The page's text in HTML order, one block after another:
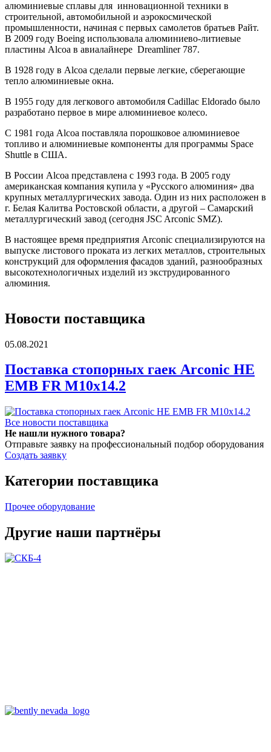
алюминиевые сплавы для инновационной техники в
строительной, автомобильной и аэрокосмической
промышленности, начиная с первых самолетов братьев Райт.
В 2009 году Boeing использовала алюминиево-литиевые
пластины Alcoa в авиалайнере Dreamliner 787.
В 1928 году в Alcoa сделали первые легкие, сберегающие
тепло алюминиевые окна.
В 1955 году для легкового автомобиля Cadillac Eldorado было
разработано первое в мире алюминиевое колесо.
С 1981 года Alcoa поставляла порошковое алюминиевое
топливо и алюминиевые компоненты для программы Space
Shuttle в США.
В России Alcoa представлена с 1993 года. В 2005 году
американская компания купила у «Русского алюминия» два
крупных металлургических завода. Один из них расположен в
г. Белая Калитва Ростовской области, а другой – Самарский
металлургический завод (сегодня JSC Arconic SMZ).
В настоящее время предприятия Arconic специализируются на
выпуске листового проката из легких металлов, строительных
конструкций для оформления фасадов зданий, разнообразных
высокотехнологичных изделий из экструдированного
алюминия.
Новости поставщика
05.08.2021
Поставка стопорных гаек Arconic HE
EMB FR M10x14.2
Все новости поставщика
Не нашли нужного товара?
Отправьте заявку на профессиональный подбор оборудования
Создать заявку
Категории поставщика
Прочее оборудование
Другие наши партнёры